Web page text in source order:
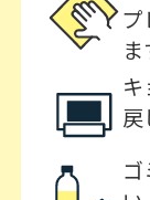
プ
ま
戻